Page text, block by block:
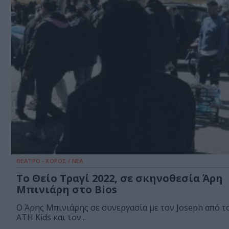
ΘΕΑΤΡΟ - ΧΟΡΟΣ / ΝΕΑ
Το Θείο Τραγί 2022, σε σκηνοθεσία Άρη
Μπινιάρη στο Bios
O Άρης Μπινιάρης σε συνεργασία με τον Joseph από
ΑΤΗ Κids και τον...